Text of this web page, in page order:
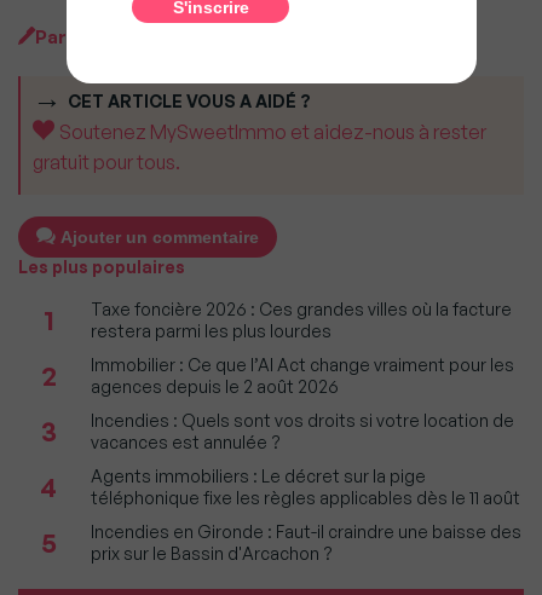
Par
CET ARTICLE VOUS A AIDÉ ?
Soutenez MySweetImmo et aidez-nous à rester
gratuit pour tous.
Ajouter un commentaire
Les plus populaires
1
Taxe foncière 2026 : Ces grandes villes où la facture
restera parmi les plus lourdes
2
Immobilier : Ce que l’AI Act change vraiment pour les
agences depuis le 2 août 2026
3
Incendies : Quels sont vos droits si votre location de
vacances est annulée ?
4
Agents immobiliers : Le décret sur la pige
téléphonique fixe les règles applicables dès le 11 août
5
Incendies en Gironde : Faut-il craindre une baisse des
prix sur le Bassin d'Arcachon ?